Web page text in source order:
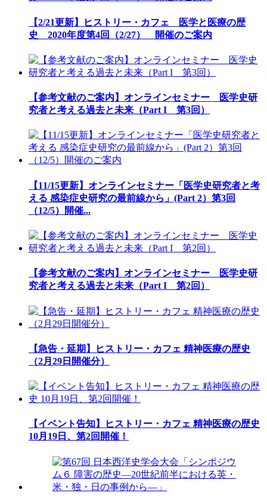
【2/21更新】ヒストリー・カフェ 医学と医療の歴
史 2020年度第4回（2/27） 開催のご案内
【参考文献のご案内】オンラインセミナー 医学史研
究者と考える過去と未来（Part I 第3回）
【11/15更新】オンラインセミナー「医学史研究者と考
える 感染症史研究の最前線から」(Part 2）第3回
（12/5）開催...
【参考文献のご案内】オンラインセミナー 医学史研
究者と考える過去と未来（Part I 第2回）
【急告・延期】ヒストリー・カフェ 精神医療の歴史
（2月29日開催分）
【イベント告知】ヒストリー・カフェ 精神医療の歴史
10月19日、第2回開催！